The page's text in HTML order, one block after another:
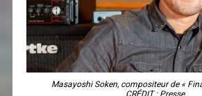
Masayoshi Soken, compositeur de «